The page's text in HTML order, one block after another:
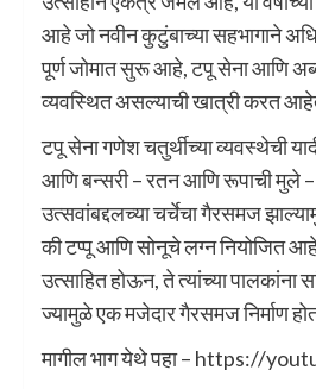
आहे जो नवीन कुटुंबाच्या सहभागाने
पूर्ण जोमात सुरू आहे, टपू सेना आणि
व्यवस्थित असल्याची खात्री करत
टपू सेना गणेश चतुर्थीच्या व्यवस्थेची
आणि बन्सरी – रतन आणि रूपाची मुले
उत्सवांबद्दलच्या चर्चेचा गैरसमज
की टप्पू आणि सोनूचे लग्न नियोजित आहे.
उत्साहित होऊन, ते त्यांच्या पालकांना
ज्यामुळे एक मजेदार गैरसमज निर्माण
मागील भाग येथे पहा – https://